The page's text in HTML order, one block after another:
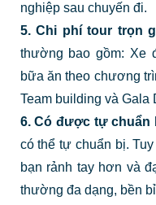
nghiệp sau chuyến đi.
5. Chi phí tour trọn
thường bao gồm: Xe
bữa ăn theo chương
Team building và Gala
6. Có được tự chuẩn
có thể tự chuẩn bị.
bạn rảnh tay hơn và
thường đa dạng, bền